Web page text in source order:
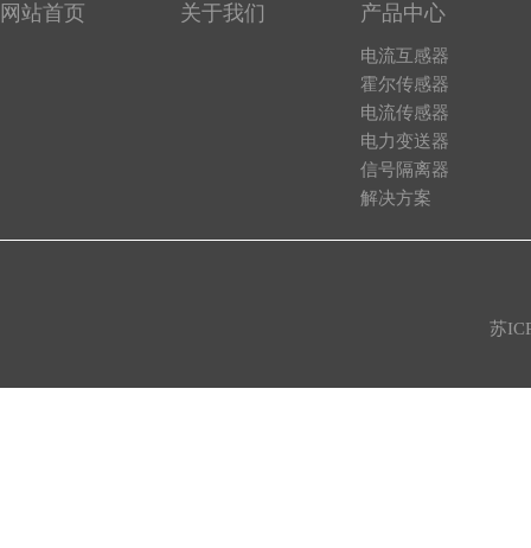
网站首页 关于我们 产品中心
电流互感器
霍尔传感器
电流传感器
电力变送器
信号隔离器
解决方案
苏